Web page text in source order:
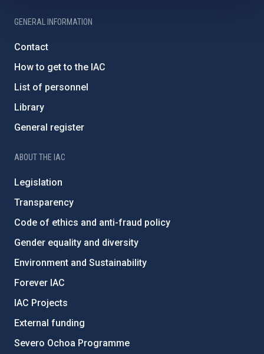
GENERAL INFORMATION
Contact
How to get to the IAC
List of personnel
Library
General register
ABOUT THE IAC
Legislation
Transparency
Code of ethics and anti-fraud policy
Gender equality and diversity
Environment and Sustainability
Forever IAC
IAC Projects
External funding
Severo Ochoa Programme